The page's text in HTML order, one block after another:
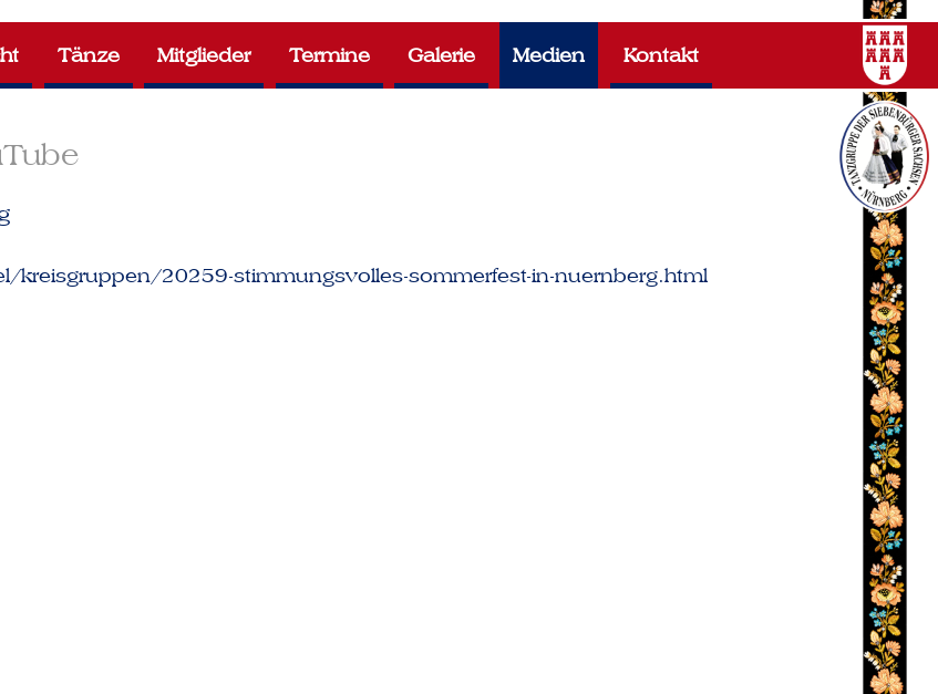
Tänze Mitglieder Termine Galerie Medien Kontakt
20259-stimmungsvolles-sommerfest-in-nuernberg.html